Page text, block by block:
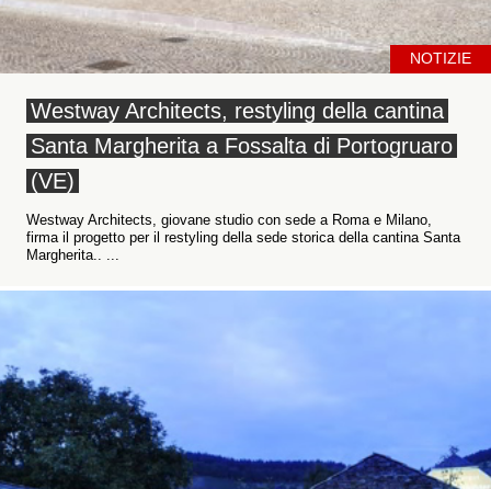
NOTIZIE
Westway Architects, restyling della cantina
Santa Margherita a Fossalta di Portogruaro
(VE)
Westway Architects, giovane studio con sede a Roma e Milano,
firma il progetto per il restyling della sede storica della cantina Santa
Margherita.. ...